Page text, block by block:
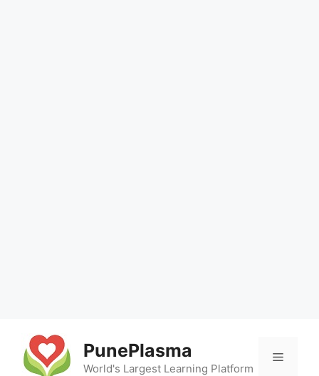
content
PunePlasma
World's Largest Learning Platform
Menu